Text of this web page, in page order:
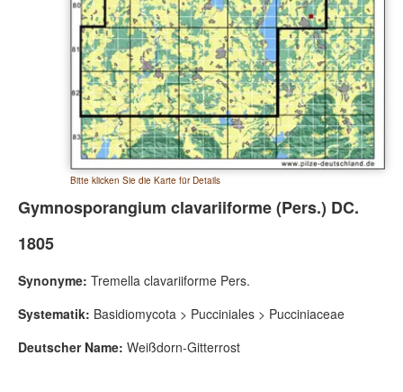
Bitte klicken Sie die Karte für Details
Gymnosporangium clavariiforme (Pers.) DC.
1805
Synonyme: Tremella clavariiforme Pers.
Systematik: Basidiomycota > Pucciniales > Pucciniaceae
Deutscher Name: Weißdorn-Gitterrost